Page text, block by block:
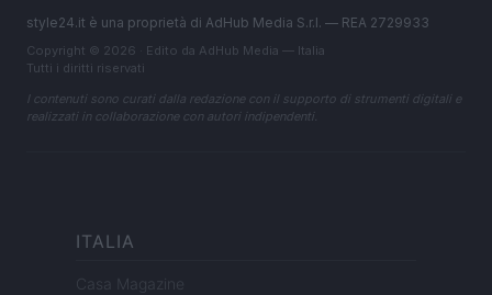
style24.it è una proprietà di AdHub Media S.r.l. — REA 2729933
Copyright © 2026 · Edito da AdHub Media — Italia
Tutti i diritti riservati
I contenuti sono curati dalla redazione con il supporto di strumenti digitali e
realizzati in collaborazione con autori indipendenti.
ITALIA
Casa Magazine